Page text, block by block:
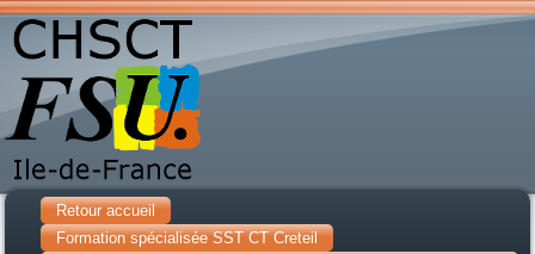
Retour accueil
Formation spécialisée SST CT Creteil